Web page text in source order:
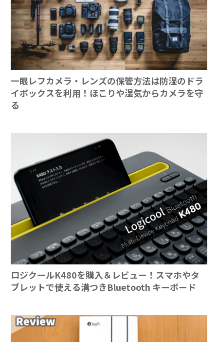
一眼レフカメラ・レンズの保管方法は防湿のドラ
イボックスを利用！ほこりや湿気からカメラを守
る
ロジクールK480を購入＆レビュー！スマホやタ
ブレットで使える溝つきBluetooth キーボード